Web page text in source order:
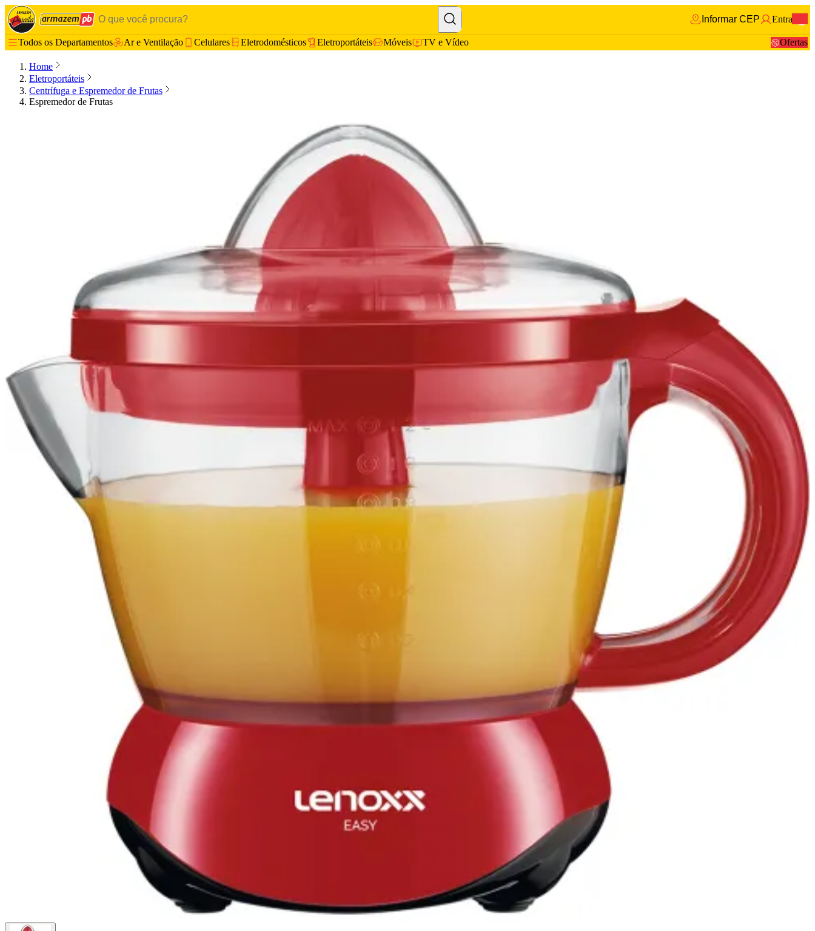
Informar CEP Entrar
Todos os Departamentos Ar e Ventilação Celulares Eletrodomésticos Eletroportáteis Móveis TV e Vídeo Ofertas
Home
Eletroportáteis
Centrífuga e Espremedor de Frutas
Espremedor de Frutas